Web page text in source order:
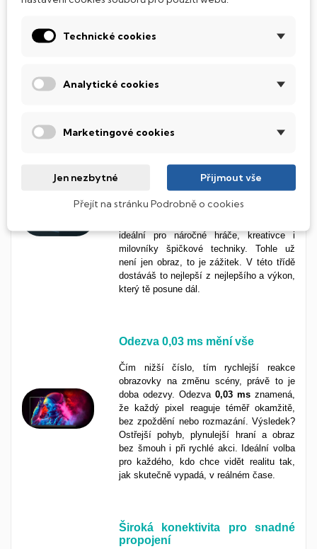
bohatší barevné přechody. Obraz působí
potrpí na kvalitu zobrazení.
S obnovovací frekvencí240 Hzvstupuješ
do světa absolutní vizuální plynulosti.
Každý pohyb na obrazovce je bleskově
ideální pro náročné hráče, kreativce i
milovníky špičkové techniky. Tohle už
není jen obraz, to je zážitek. V této třídě
dostáváš to nejlepší z nejlepšího a výkon,
který tě posune dál.
Odezva 0,03 ms mění vše
Čím nižší číslo, tím rychlejší reakce
obrazovky na změnu scény, právě to je
doba odezvy. Odezva 0,03 ms znamená,
že každý pixel reaguje téměř okamžitě,
bez zpoždění nebo rozmazání. Výsledek?
Ostřejší pohyb, plynulejší hraní a obraz
bez šmouh i při rychlé akci. Ideální volba
pro každého, kdo chce vidět realitu tak,
jak skutečně vypadá, v reálném čase.
Široká konektivita pro snadné
propojení
Technické cookies
Analytické cookies
Marketingové cookies
Jen nezbytné Přijmout vše
Přejít na stránku Podrobně o cookies